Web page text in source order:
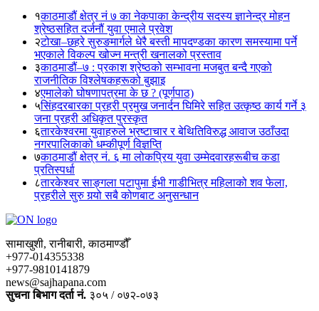
१काठमाडौं क्षेत्र नं ७ का नेकपाका केन्द्रीय सदस्य ज्ञानेन्द्र मोहन
श्रेष्ठसहित दर्जनौं युवा एमाले प्रवेश
२टोखा–छहरे सुरुङमार्गले धेरै बस्ती मापदण्डका कारण समस्यामा पर्ने
भएकाले विकल्प खोज्न मन्त्री खनालको प्रस्ताव
३काठमाडौं–७ : प्रकाश श्रेष्ठको सम्भावना मजबुत बन्दै गएको
राजनीतिक विश्लेषकहरूको बुझाइ
४एमालेको घोषणापत्रमा के छ ? (पूर्णपाठ)
५सिंहदरबारका प्रहरी प्रमुख जनार्दन घिमिरे सहित उत्कृष्ठ कार्य गर्ने ३
जना प्रहरी अधिकृत पुरस्कृत
६तारकेश्वरमा युवाहरुले भ्रष्टाचार र बेथितिविरुद्ध आवाज उठाँउदा
नगरपालिकाको धम्कीपूर्ण विज्ञप्ति
७काठमाडौं क्षेत्र नं. ६ मा लोकप्रिय युवा उम्मेदवारहरूबीच कडा
प्रतिस्पर्धा
८तारकेश्वर साङ्गला पटापुमा ईभी गाडीभित्र महिलाको शव फेला,
प्रहरीले सुरु गर्‍यो सबै कोणबाट अनुसन्धान
सामाखुशी, रानीबारी, काठमाण्डौँ
+977-014355338
+977-9810141879
news@sajhapana.com
सुचना बिभाग दर्ता नं. ३०५ / ०७२-०७३